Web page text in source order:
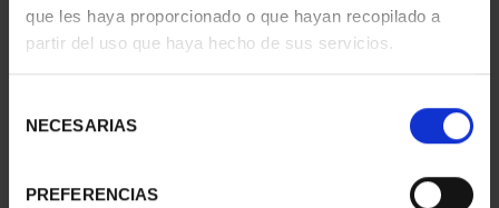
que les haya proporcionado o que hayan recopilado a
partir del uso que haya hecho de sus servicios.
NECESARIAS
PREFERENCIAS
€18.00